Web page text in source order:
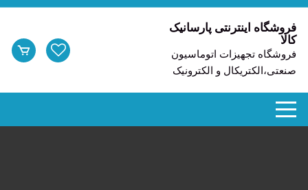
رد
شدن
محتوا
فروشگاه اینترنتی پارسانیک
کالا
فروشگاه تجهیزات اتوماسیون
صنعتی،الکتریکال و الکترونیک